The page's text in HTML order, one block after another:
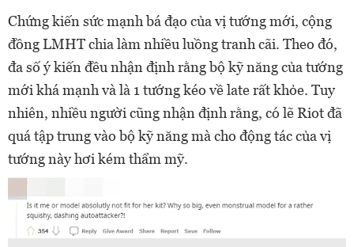
Chứng kiến sức mạnh bá đạo của vị tướng mới, cộng
đồng LMHT chia làm nhiều luồng tranh cãi. Theo đó,
đa số ý kiến đều nhận định rằng bộ kỹ năng của tướng
mới khá mạnh và là 1 tướng kéo về late rất khỏe. Tuy
nhiên, nhiều người cũng nhận định rằng, có lẽ Riot đã
quá tập trung vào bộ kỹ năng mà cho động tác của vị
tướng này hơi kém thẩm mỹ.